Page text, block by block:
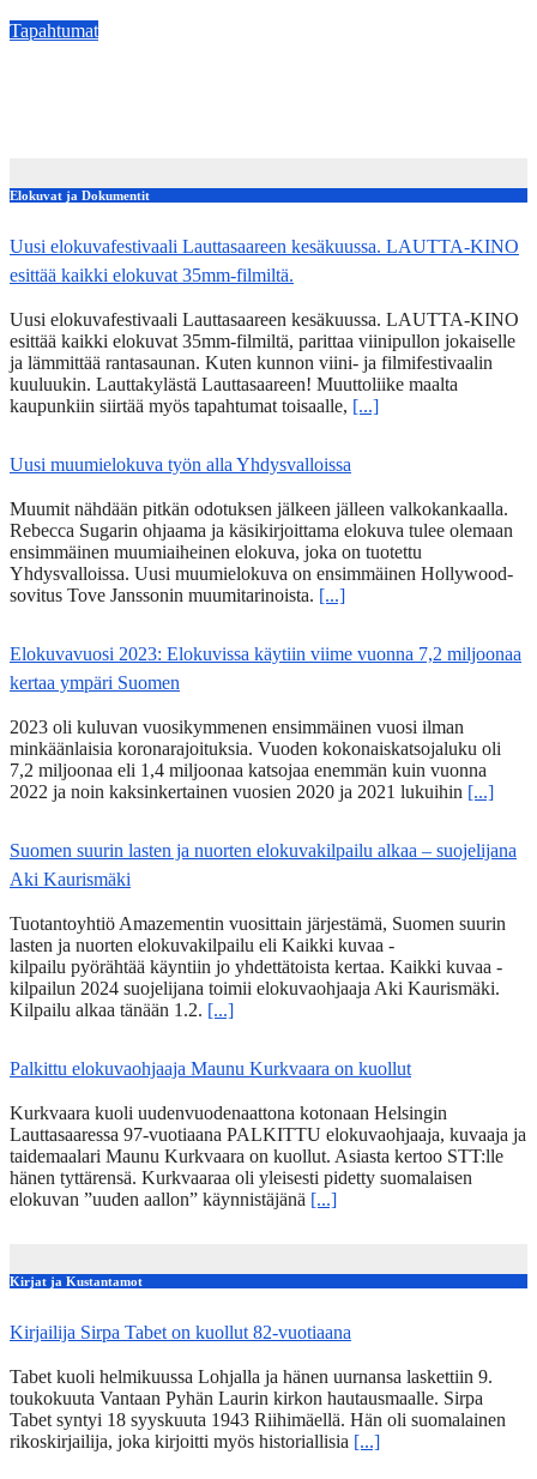
Tapahtumat
Elokuvat ja Dokumentit
Uusi elokuvafestivaali Lauttasaareen kesäkuussa. LAUTTA-KINO
esittää kaikki elokuvat 35mm-filmiltä.
Uusi elokuvafestivaali Lauttasaareen kesäkuussa. LAUTTA-KINO
esittää kaikki elokuvat 35mm-filmiltä, parittaa viinipullon jokaiselle
ja lämmittää rantasaunan. Kuten kunnon viini- ja filmifestivaalin
kuuluukin. Lauttakylästä Lauttasaareen! Muuttoliike maalta
kaupunkiin siirtää myös tapahtumat toisaalle, [...]
Uusi muumielokuva työn alla Yhdysvalloissa
Muumit nähdään pitkän odotuksen jälkeen jälleen valkokankaalla.
Rebecca Sugarin ohjaama ja käsikirjoittama elokuva tulee olemaan
ensimmäinen muumiaiheinen elokuva, joka on tuotettu
Yhdysvalloissa. Uusi muumielokuva on ensimmäinen Hollywood-
sovitus Tove Janssonin muumitarinoista. [...]
Elokuvavuosi 2023: Elokuvissa käytiin viime vuonna 7,2 miljoonaa
kertaa ympäri Suomen
2023 oli kuluvan vuosikymmenen ensimmäinen vuosi ilman
minkäänlaisia koronarajoituksia. Vuoden kokonaiskatsojaluku oli
7,2 miljoonaa eli 1,4 miljoonaa katsojaa enemmän kuin vuonna
2022 ja noin kaksinkertainen vuosien 2020 ja 2021 lukuihin [...]
Suomen suurin lasten ja nuorten elokuvakilpailu alkaa – suojelijana
Aki Kaurismäki
Tuotantoyhtiö Amazementin vuosittain järjestämä, Suomen suurin
lasten ja nuorten elokuvakilpailu eli Kaikki kuvaa -
kilpailu pyörähtää käyntiin jo yhdettätoista kertaa. Kaikki kuvaa -
kilpailun 2024 suojelijana toimii elokuvaohjaaja Aki Kaurismäki.
Kilpailu alkaa tänään 1.2. [...]
Palkittu elokuvaohjaaja Maunu Kurkvaara on kuollut
Kurkvaara kuoli uudenvuodenaattona kotonaan Helsingin
Lauttasaaressa 97-vuotiaana PALKITTU elokuvaohjaaja, kuvaaja ja
taidemaalari Maunu Kurkvaara on kuollut. Asiasta kertoo STT:lle
hänen tyttärensä. Kurkvaaraa oli yleisesti pidetty suomalaisen
elokuvan ”uuden aallon” käynnistäjänä [...]
Kirjat ja Kustantamot
Kirjailija Sirpa Tabet on kuollut 82-vuotiaana
Tabet kuoli helmikuussa Lohjalla ja hänen uurnansa laskettiin 9.
toukokuuta Vantaan Pyhän Laurin kirkon hautausmaalle. Sirpa
Tabet syntyi 18 syyskuuta 1943 Riihimäellä. Hän oli suomalainen
rikoskirjailija, joka kirjoitti myös historiallisia [...]